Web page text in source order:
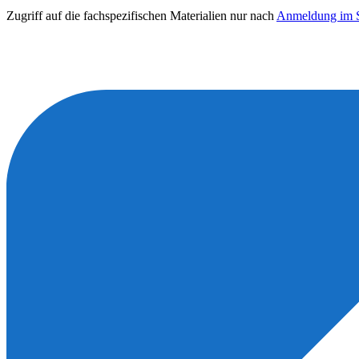
Zugriff auf die fachspezifischen Materialien nur nach Anmeldung im